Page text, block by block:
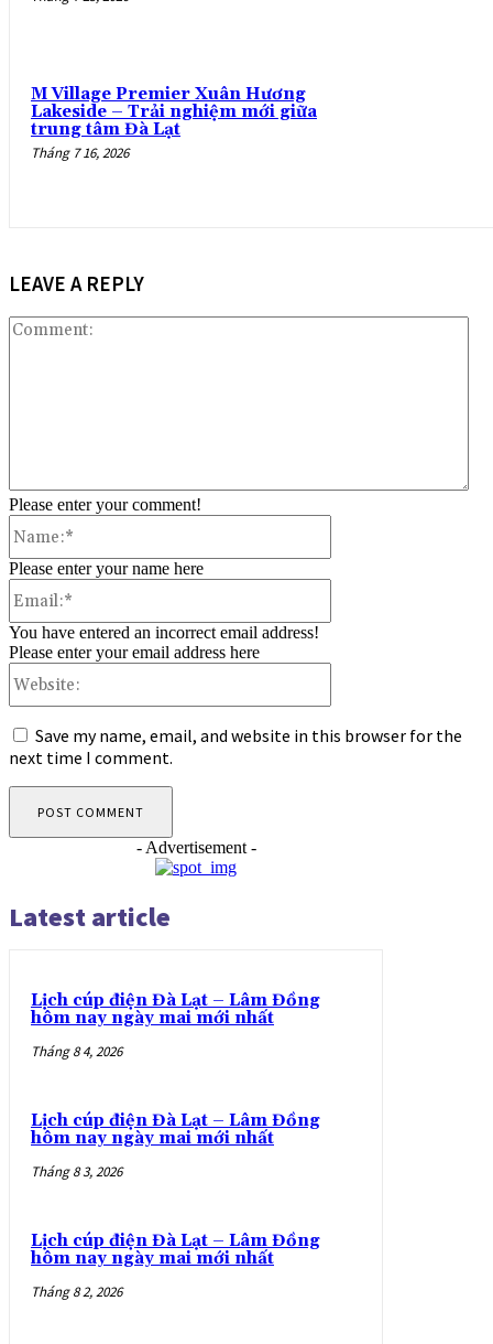
M Village Premier Xuân Hương
Lakeside – Trải nghiệm mới giữa
trung tâm Đà Lạt
Tháng 7 16, 2026
LEAVE A REPLY
Please enter your comment!
Please enter your name here
You have entered an incorrect email address!
Please enter your email address here
Save my name, email, and website in this browser for the
next time I comment.
- Advertisement -
Latest article
Lịch cúp điện Đà Lạt – Lâm Đồng
hôm nay ngày mai mới nhất
Tháng 8 4, 2026
Lịch cúp điện Đà Lạt – Lâm Đồng
hôm nay ngày mai mới nhất
Tháng 8 3, 2026
Lịch cúp điện Đà Lạt – Lâm Đồng
hôm nay ngày mai mới nhất
Tháng 8 2, 2026